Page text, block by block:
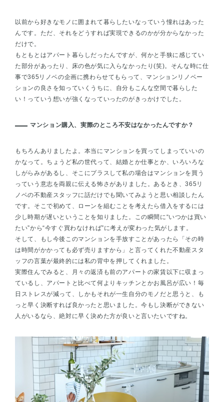
以前から好きなモノに囲まれて暮らしたいなっていう憧れはあった
んです。ただ、それをどうすれば実現できるのかが分からなかった
だけで。
もともとはアパート暮らしだったんですが、何かと手狭に感じてい
た部分があったり、床の色が気に入らなかったり(笑)。そんな時に仕
事で365リノベの企画に携わらせてもらって、マンションリノベー
ションの良さを知っていくうちに、自分もこんな空間で暮らした
い！っていう想いが強くなっていったのがきっかけでした。
マンション購入、実際のところ不安はなかったんですか？
もちろんありましたよ。本当にマンションを買ってしまっていいの
かなって。ちょうど私の世代って、結婚とか仕事とか、いろいろな
しがらみがあるし、そこにプラスして私の場合はマンションを買う
っていう意志を両親に伝える怖さがありました。あるとき、365リ
ノベの不動産スタッフに話だけでも聞いてみようと思い相談したん
です。そこで初めて、ローンを組むことを考えたら借入をするには
少し時期が遅いということを知りました。この瞬間に“いつかは買い
たい”から“今すぐ買わなければ”に考えが変わった気がします。
そして、もし今後このマンションを手放すことがあったら「その時
は時間がかかっても必ず売りますから」と言ってくれた不動産スタ
ッフの言葉が最終的には私の背中を押してくれました。
実際住んでみると、月々の返済も前のアパートの家賃以下に収まっ
ているし、アパートと比べて何よりキッチンとかお風呂が広い！毎
日ストレスが減って、しかもそれが一生自分のモノだと思うと、も
っと早く決断すれば良かったと思いました。今もし決断ができない
人がいるなら、絶対に早く決めた方が良いと言いたいですね。